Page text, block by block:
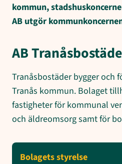
kommun,
AB utgör
AB
Tranåsbostäder bygger och
Tranås kommun. Bolaget
fastigheter för kommunal
och äldreomsorg samt för
Bolagets styrelse